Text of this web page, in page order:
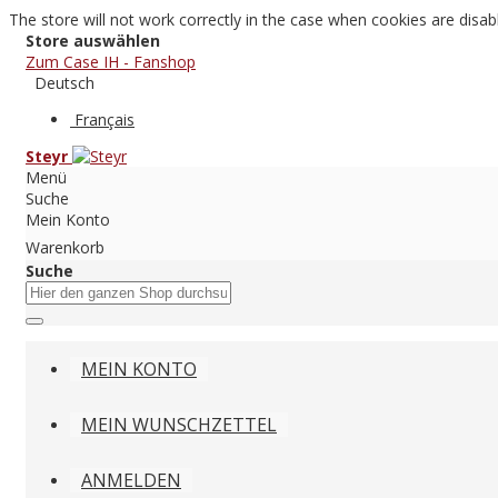
The store will not work correctly in the case when cookies are
Store auswählen
Zum Case IH - Fanshop
Deutsch
Français
Steyr
Menü
Suche
Mein Konto
Warenkorb
Suche
MEIN KONTO
MEIN WUNSCHZETTEL
ANMELDEN